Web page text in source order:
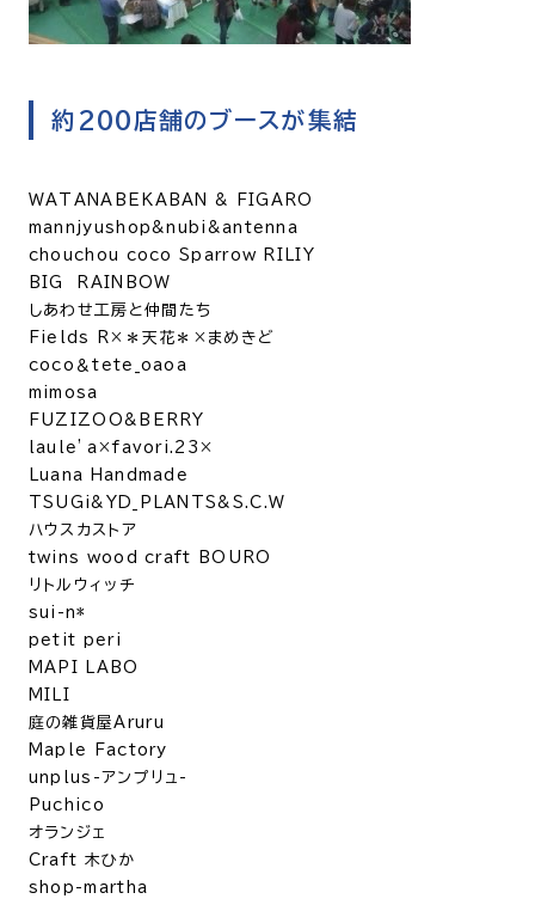
約200店舗のブースが集結
WATANABEKABAN & FIGARO
mannjyushop&nubi&antenna
chouchou coco Sparrow RILIY
BIG RAINBOW
しあわせ工房と仲間たち
Fields R×＊天花＊×まめきど
coco＆tete_oaoa
mimosa
FUZIZOO&BERRY
laule’a×favori.23×
Luana Handmade
TSUGi&YD_PLANTS&S.C.W
ハウスカストア
twins wood craft BOURO
リトルウィッチ
sui-n*
petit peri
MAPI LABO
MILI
庭の雑貨屋Aruru
Maple Factory
unplus-アンプリュ-
Puchico
オランジェ
Craft 木ひか
shop-martha